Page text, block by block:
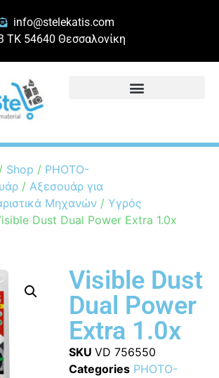
info@stelekatis.com
ΤΚ 54640 Θεσσαλονίκη
/ Shop / PHOTO-
/ Αξεσουάρ για
Μηχανών / Υγρός
Dust Dual Power Extra 1.0x
Visible Dust
Dual Power
Extra 1.0x
SKU VD 756550
Categories PHOTO-